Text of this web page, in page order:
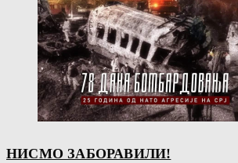
НИСМО ЗАБОРАВИЛИ!